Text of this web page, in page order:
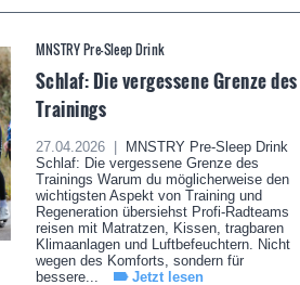
MNSTRY Pre-Sleep Drink
Schlaf: Die vergessene Grenze des
Trainings
27.04.2026 |
MNSTRY Pre-Sleep Drink
Schlaf: Die vergessene Grenze des
Trainings Warum du möglicherweise den
wichtigsten Aspekt von Training und
Regeneration übersiehst Profi-Radteams
reisen mit Matratzen, Kissen, tragbaren
Klimaanlagen und Luftbefeuchtern. Nicht
wegen des Komforts, sondern für
bessere...
Jetzt lesen